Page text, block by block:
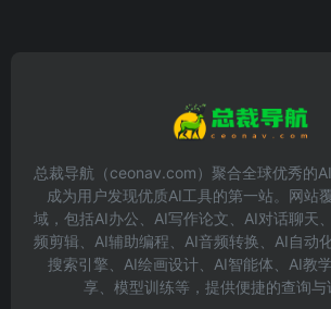
总裁导航（ceonav.com）聚合全球优秀的
成为用户发现优质AI工具的第一站。网站
域，包括AI办公、AI写作论文、AI对话聊天
频剪辑、AI辅助编程、AI音频转换、AI自动
搜索引擎、AI绘画设计、AI智能体、AI教
享、模型训练等，提供便捷的查询与